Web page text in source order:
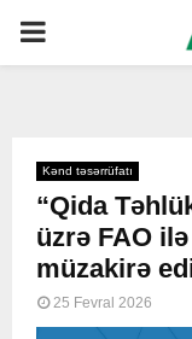
PRIMARY
Kənd təsərrüfatı
“Qida
üzrə FAO
müzakirə
25 Fevral 2026